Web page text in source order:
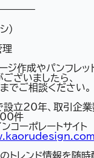
）
理
ジ作成やパンフレッ
ざいましたら、
でご相談ください。
設立20年、取引企
件
コーポレートサイト
トレンド情報を随時